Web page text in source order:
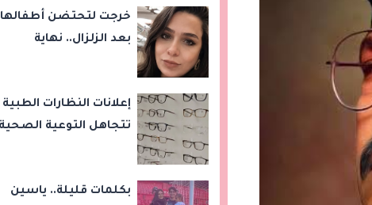
خرجت لتحتضن أطفالها
بعد الزلزال.. نهاية
إعلانات النظارات الطبية
تتجاهل التوعية الصحية
بكلمات قليلة.. ياسين